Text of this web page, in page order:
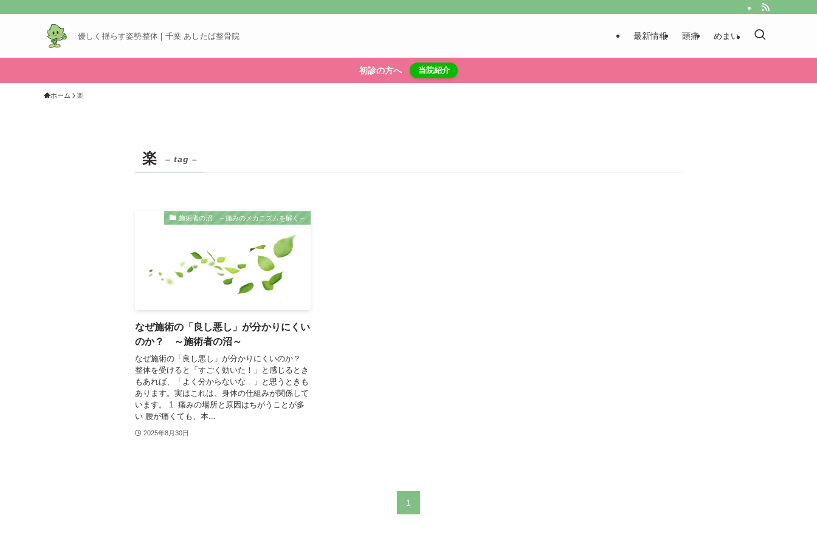
優しく揺らす姿勢整体 | 千葉 あしたば整骨院 最新情報 頭痛 めまい
初診の方へ 当院紹介
ホーム 楽
楽 – tag –
施術者の沼 ～痛みのメカニズムを解く～
なぜ施術の「良し悪し」が分かりにくい
のか？ ～施術者の沼～
なぜ施術の「良し悪し」が分かりにくいのか？
整体を受けると「すごく効いた！」と感じるとき
もあれば、「よく分からないな…」と思うときも
あります。実はこれは、身体の仕組みが関係して
います。 1. 痛みの場所と原因はちがうことが多
い 腰が痛くても、本...
2025年8月30日
1